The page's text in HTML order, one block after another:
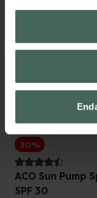
30%
4.5 av 5 i omdöme
ACO Sun Pump
SPF 30